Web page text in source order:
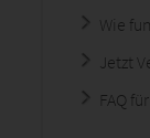
Wie
Jetzt
FAQ